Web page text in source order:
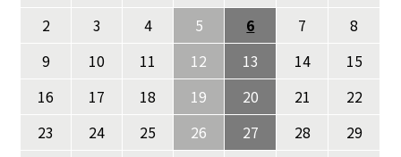
2
3 4 5 6 7
8
9
10 11 12 13 14
15
16
17 18 19 20 21
22
23
24 25 26 27 28
29